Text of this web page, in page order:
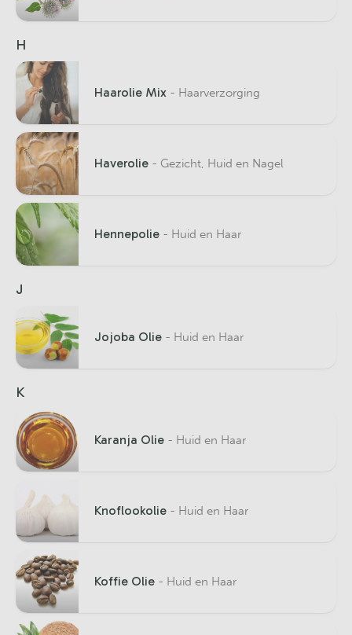
H
Haarolie Mix - Haarverzorging
Haverolie - Gezicht, Huid en Nagel
Hennepolie - Huid en Haar
J
Jojoba Olie - Huid en Haar
K
Karanja Olie - Huid en Haar
Knoflookolie - Huid en Haar
Koffie Olie - Huid en Haar